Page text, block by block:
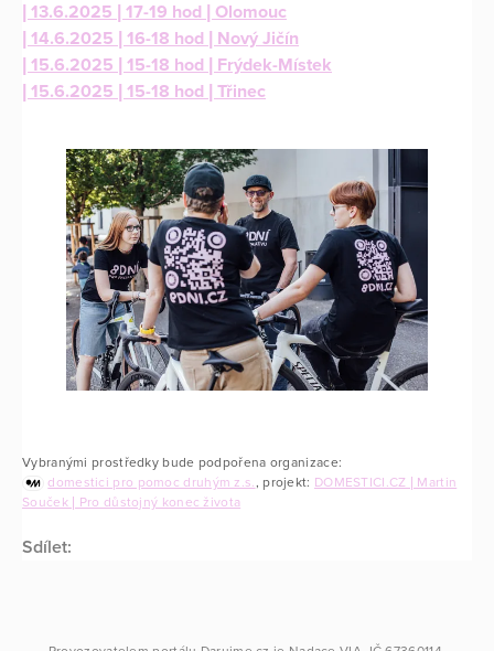
| 13.6.2025 | 17-19 hod | Olomouc
| 14.6.2025 | 16-18 hod | Nový Jičín
| 15.6.2025 | 15-18 hod | Frýdek-Místek
| 15.6.2025 | 15-18 hod | Třinec
Vybranými prostředky bude podpořena organizace:
domestici pro pomoc druhým z.s., projekt: DOMESTICI.CZ | Martin
Souček | Pro důstojný konec života
Sdílet: